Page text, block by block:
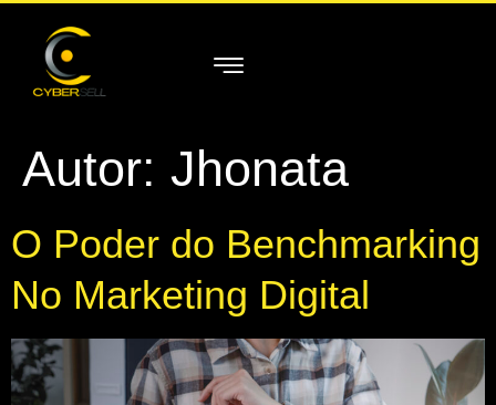
Autor: Jhonata
O Poder do Benchmarking
No Marketing Digital